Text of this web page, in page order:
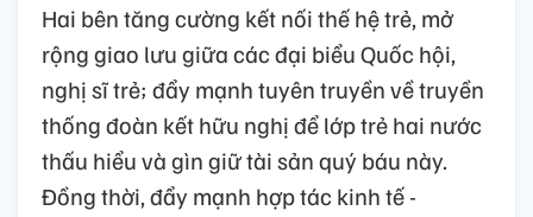
Hai bên tăng cường kết nối thế hệ trẻ, mở
rộng giao lưu giữa các đại biểu Quốc hội,
nghị sĩ trẻ; đẩy mạnh tuyên truyền về truyền
thống đoàn kết hữu nghị để lớp trẻ hai nước
thấu hiểu và gìn giữ tài sản quý báu này.
Đồng thời, đẩy mạnh hợp tác kinh tế -